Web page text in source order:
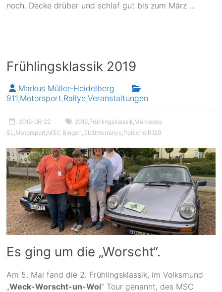
noch. Decke drüber und schlaf gut bis zum März …
Frühlingsklassik 2019
Markus Müller-Heidelberg
911,Motorsport,Rallye,Veranstaltungen
2019-06-22 2019,Frühlingsklassik,Mercedes
SL,Motorsport,MSC Bingen,Oldtimerrallye,Porsche,R129
Es ging um die „Worscht“.
Am 5. Mai fand die 2. Frühlingsklassik, im Volksmund
„Weck-Worscht-un-Woi“ Tour genannt, des MSC